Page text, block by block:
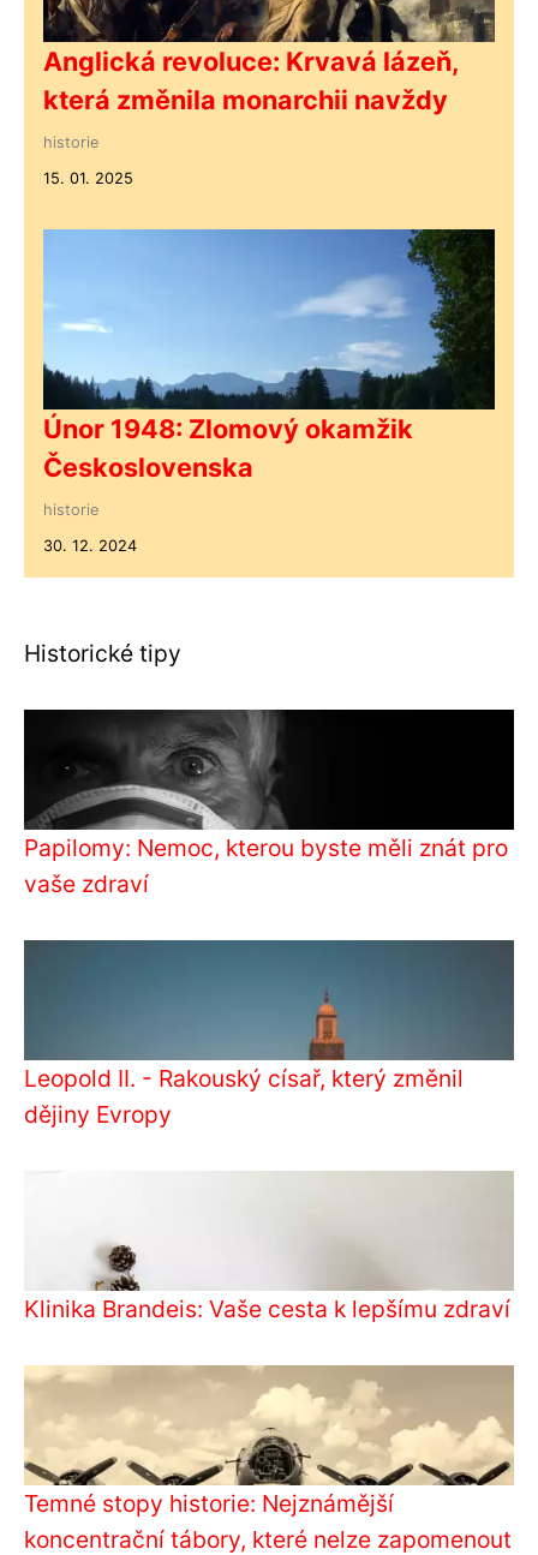
Anglická revoluce: Krvavá lázeň,
která změnila monarchii navždy
historie
15. 01. 2025
Únor 1948: Zlomový okamžik
Československa
historie
30. 12. 2024
Historické tipy
Papilomy: Nemoc, kterou byste měli znát pro
vaše zdraví
Leopold II. - Rakouský císař, který změnil
dějiny Evropy
Klinika Brandeis: Vaše cesta k lepšímu zdraví
Temné stopy historie: Nejznámější
koncentrační tábory, které nelze zapomenout